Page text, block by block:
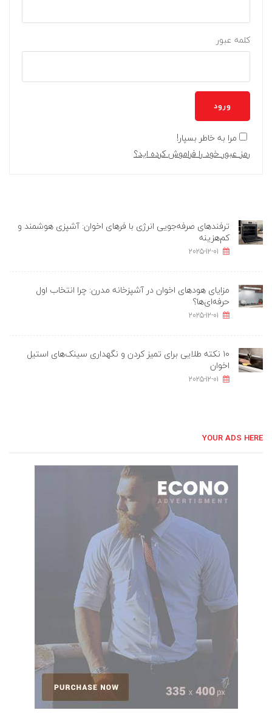
کلمه عبور
ورود
مرا به خاطر بسپار!
رمز عبور خود را فراموش کرده اید؟
ترفندهای صرفه‌جویی انرژی با فرهای اخوان: آشپزی هوشمند و
کم‌هزینه
2025-12-01
مزایای هودهای اخوان در آشپزخانه مدرن: چرا انتخاب اول
حرفه‌ای‌ها؟
2025-12-01
۱۰ نکته طلایی برای تمیز کردن و نگهداری سینک‌های استیل
اخوان
2025-12-01
YOUR ADS HERE